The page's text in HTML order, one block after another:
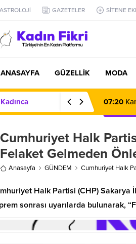
ASTROLOJİ GAZETELER SİTENE
ANASAYFA GÜZELLİK MODA
Kadınca 07:20
Cumhuriyet Halk
Felaket Gelmeden
Anasayfa GÜNDEM Cumhuriyet Halk
Halk Partisi (CHP) Sakarya
sonrası uyarılarda bulunarak,